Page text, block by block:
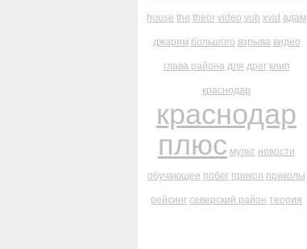
house the theor video vob xvid адам
джарим большого взрыва видео
глава района для дрег клип
краснодар
краснодар
плюс мульт новости
обучающее побег прикол приколы
рейсинг северский район теория